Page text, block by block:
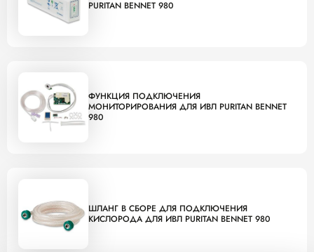
PURITAN BENNET 980
ФУНКЦИЯ ПОДКЛЮЧЕНИЯ
МОНИТОРИРОВАНИЯ ДЛЯ ИВЛ PURITAN BENNET
980
ШЛАНГ В СБОРЕ ДЛЯ ПОДКЛЮЧЕНИЯ
КИСЛОРОДА ДЛЯ ИВЛ PURITAN BENNET 980